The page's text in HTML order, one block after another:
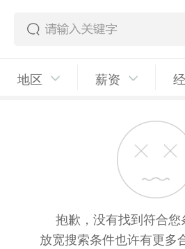
地区 薪资
抱歉，没有找到符合您
放宽搜索条件也许有更多